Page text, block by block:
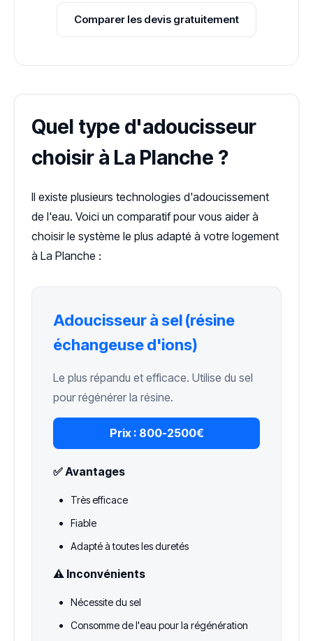
Comparer les devis gratuitement
Quel type d'adoucisseur
choisir à La Planche ?
Il existe plusieurs technologies d'adoucissement
de l'eau. Voici un comparatif pour vous aider à
choisir le système le plus adapté à votre logement
à La Planche :
Adoucisseur à sel (résine
échangeuse d'ions)
Le plus répandu et efficace. Utilise du sel
pour régénérer la résine.
Prix : 800-2500€
✅ Avantages
Très efficace
Fiable
Adapté à toutes les duretés
⚠️ Inconvénients
Nécessite du sel
Consomme de l'eau pour la régénération